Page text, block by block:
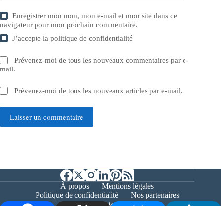
Enregistrer mon nom, mon e-mail et mon site dans ce
navigateur pour mon prochain commentaire.
J’accepte lapolitique de confidentialité
Prévenez-moi de tous les nouveaux commentaires par e-
mail.
Prévenez-moi de tous les nouveaux articles par e-mail.
Laisser un commentaire
À propos
Mentions légales
Politique de confidentialité
Nos partenaires
Contact